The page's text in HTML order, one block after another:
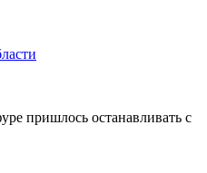
пришлось останавливать с